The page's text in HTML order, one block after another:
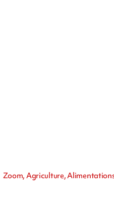
Zoom, Agriculture,